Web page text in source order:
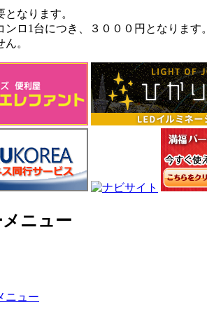
なります。
ンロ1台につき、３０００円となります
。
ニュー
ニュー